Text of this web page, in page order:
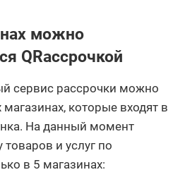
можно
QRассрочкой
сервис рассрочки можно
которые входят в
На данный момент
и услуг по
в 5 магазинах: